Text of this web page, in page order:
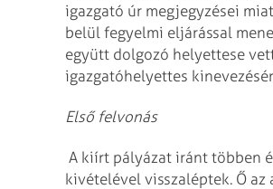
igazgató úr megjegyzései
belül fegyelmi eljárással
együtt dolgozó helyettese
igazgatóhelyettes
Első felvonás
A kiírt pályázat iránt többen
kivételével visszaléptek. Ő